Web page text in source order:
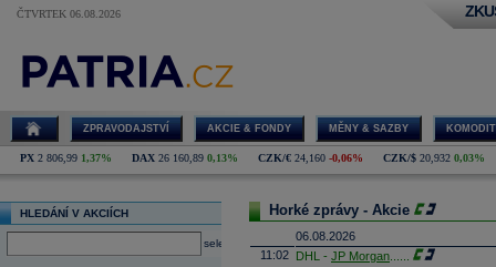
ČTVRTEK 06.08.2026
ZPRAVODAJSTVÍ AKCIE & FONDY MĚNY & SAZBY
PX 2 806,99 1,37% DAX 26 160,89 0,13% CZK/€ 24,160 -0,06% CZK/$ 20,932 0,03%
HLEDÁNÍ V AKCIÍCH
select
Horké zprávy - Akcie
06.08.2026
11:02 DHL - JP Morgan